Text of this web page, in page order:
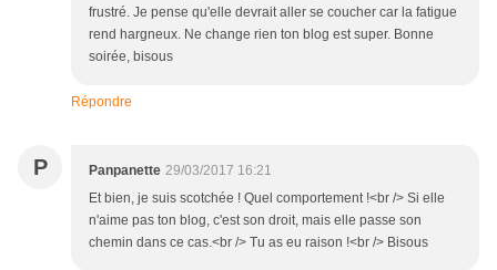
frustré. Je pense qu'elle devrait aller se coucher car la fatigue
rend hargneux. Ne change rien ton blog est super. Bonne
soirée, bisous
Répondre
P Panpanette 29/03/2017 16:21
Et bien, je suis scotchée ! Quel comportement !<br /> Si elle
n'aime pas ton blog, c'est son droit, mais elle passe son
chemin dans ce cas.<br /> Tu as eu raison !<br /> Bisous